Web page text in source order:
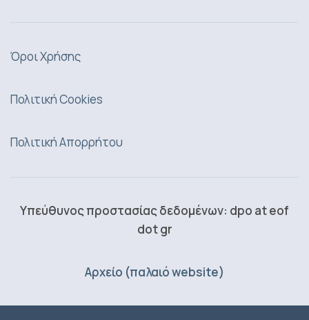
Όροι Χρήσης
Πολιτική Cookies
Πολιτική Απορρήτου
Υπεύθυνος προστασίας δεδομένων: dpo at eof
dot gr
Αρχείο (παλαιό website)